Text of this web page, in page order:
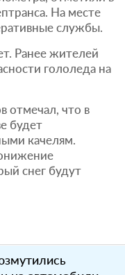
На месте
службы.
Ранее жителей
гололеда на
отмечал, что в
будет
качелям.
снег будут